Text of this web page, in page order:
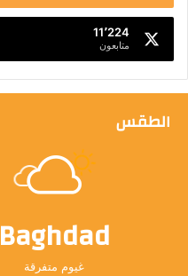
11٬224
متابعون
الطقس
Baghdad
غيوم متفرقة